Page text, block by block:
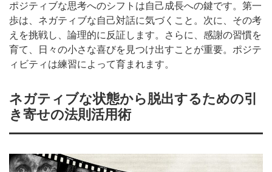
ポジティブな思考へのシフトは自己成長への鍵です。第一
歩は、ネガティブな自己対話に気づくこと。次に、その考
えを挑戦し、論理的に反証します。さらに、感謝の習慣を
育て、日々の小さな喜びを見つけ出すことが重要。ポジテ
ィビティは練習によって育まれます。
ネガティブな状態から脱出するための引
き寄せの法則活用術